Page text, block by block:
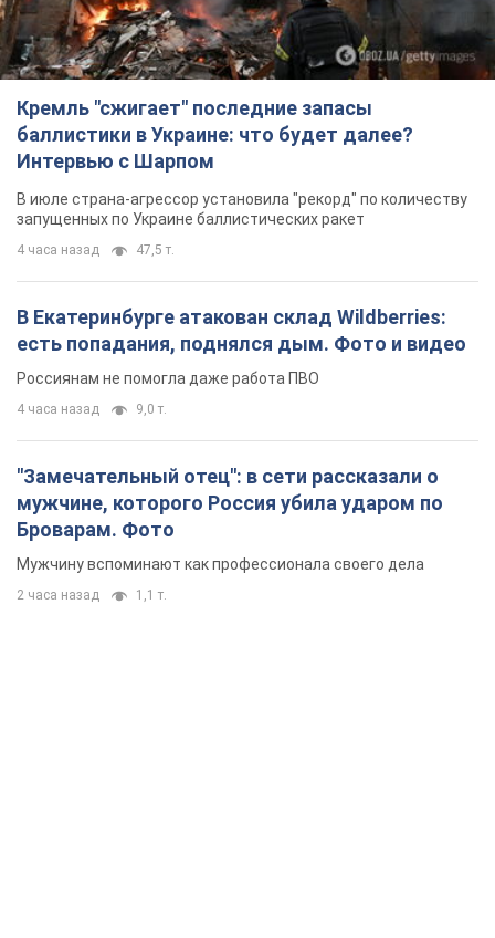
Кремль "сжигает" последние запасы
баллистики в Украине: что будет далее?
Интервью с Шарпом
В июле страна-агрессор установила "рекорд" по количеству
запущенных по Украине баллистических ракет
4 часа назад 47,5 т.
В Екатеринбурге атакован склад Wildberries:
есть попадания, поднялся дым. Фото и видео
Россиянам не помогла даже работа ПВО
4 часа назад 9,0 т.
"Замечательный отец": в сети рассказали о
мужчине, которого Россия убила ударом по
Броварам. Фото
Мужчину вспоминают как профессионала своего дела
2 часа назад 1,1 т.